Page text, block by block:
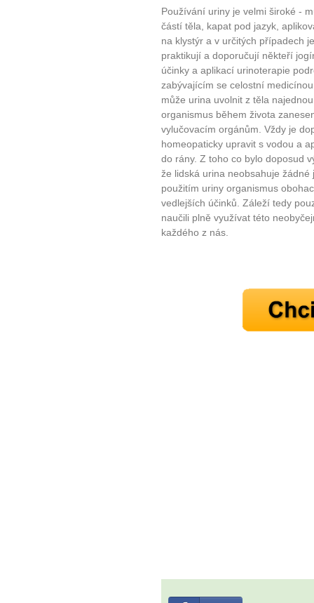
10 tipů
Máte pocit, že jste unaveni
Používání uriny je velmi široké -
částí těla, kapat pod jazyk,
na klystýr a v určitých případech
praktikují a doporučují někteří
účinky a aplikací urinoterapie
zabývajícím se celostní
může urina uvolnit z těla
organismus během života
vylučovacím orgánům. Vždy je
homeopaticky upravit s vodou a
do rány. Z toho co bylo doposud
že lidská urina neobsahuje
použitím uriny organismus
vedlejších účinků. Záleží tedy
naučili plně využívat této
každého z nás.